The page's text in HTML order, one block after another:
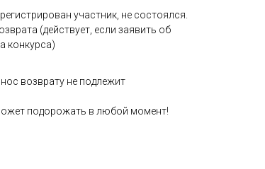
участник, не состоялся.
(действует, если заявить об
конкурса)
возврату не подлежит
подорожать в любой момент!